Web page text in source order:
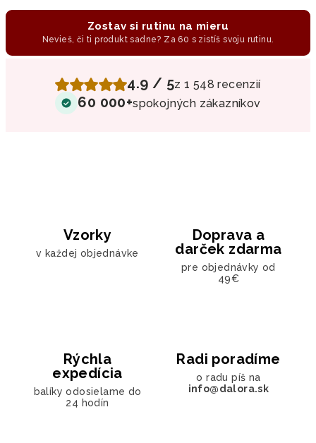
Zostav si rutinu na mieru
Nevieš, či ti produkt sadne? Za 60 s zistíš svoju rutinu.
4.9 / 5z 1 548 recenzií
60 000+spokojných zákazníkov
Vzorky
v každej objednávke
Doprava a
darček zdarma
pre objednávky od
49€
Rýchla
expedícia
balíky odosielame do
24 hodín
Radi poradíme
o radu píš na
info@dalora.sk